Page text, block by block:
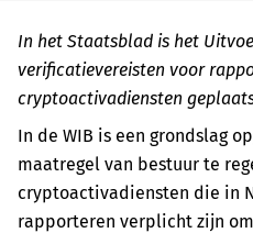
In het Staatsblad is het
verificatievereisten voor
cryptoactivadiensten
In de WIB is een grondslag
maatregel van bestuur te
cryptoactivadiensten die in
rapporteren verplicht zijn